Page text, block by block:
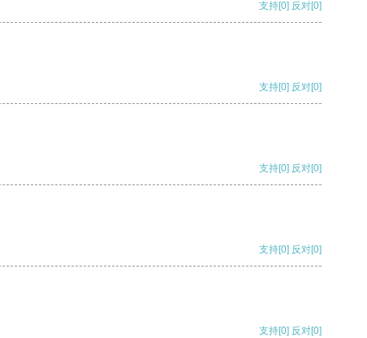
支持[0] 反对[0]
支持[0] 反对[0]
支持[0] 反对[0]
支持[0] 反对[0]
支持[0] 反对[0]